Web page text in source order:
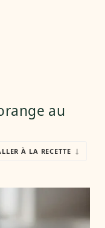
au
À LA RECETTE